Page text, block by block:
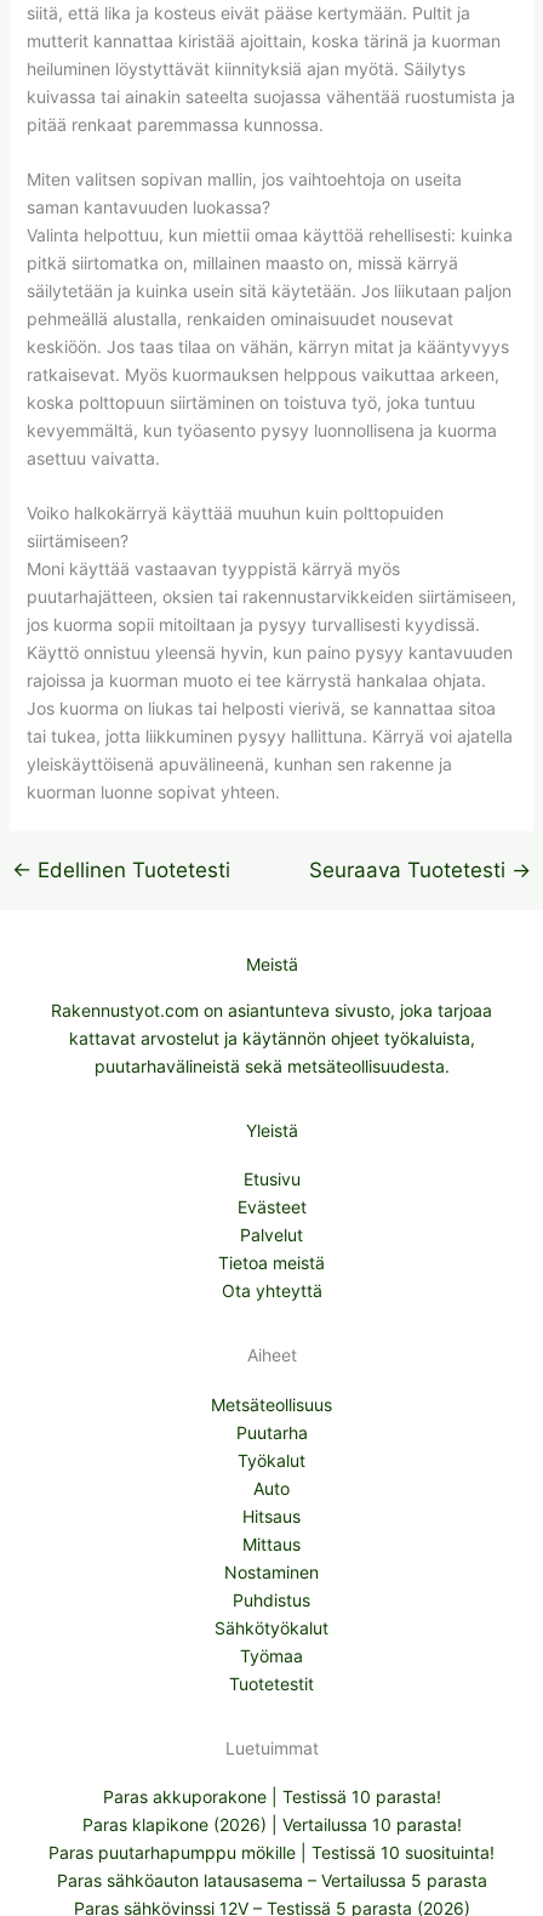
siitä, että lika ja kosteus eivät pääse kertymään. Pultit ja
mutterit kannattaa kiristää ajoittain, koska tärinä ja kuorman
heiluminen löystyttävät kiinnityksiä ajan myötä. Säilytys
kuivassa tai ainakin sateelta suojassa vähentää ruostumista ja
pitää renkaat paremmassa kunnossa.
Miten valitsen sopivan mallin, jos vaihtoehtoja on useita
saman kantavuuden luokassa?
Valinta helpottuu, kun miettii omaa käyttöä rehellisesti: kuinka
pitkä siirtomatka on, millainen maasto on, missä kärryä
säilytetään ja kuinka usein sitä käytetään. Jos liikutaan paljon
pehmeällä alustalla, renkaiden ominaisuudet nousevat
keskiöön. Jos taas tilaa on vähän, kärryn mitat ja kääntyvyys
ratkaisevat. Myös kuormauksen helppous vaikuttaa arkeen,
koska polttopuun siirtäminen on toistuva työ, joka tuntuu
kevyemmältä, kun työasento pysyy luonnollisena ja kuorma
asettuu vaivatta.
Voiko halkokärryä käyttää muuhun kuin polttopuiden
siirtämiseen?
Moni käyttää vastaavan tyyppistä kärryä myös
puutarhajätteen, oksien tai rakennustarvikkeiden siirtämiseen,
jos kuorma sopii mitoiltaan ja pysyy turvallisesti kyydissä.
Käyttö onnistuu yleensä hyvin, kun paino pysyy kantavuuden
rajoissa ja kuorman muoto ei tee kärrystä hankalaa ohjata.
Jos kuorma on liukas tai helposti vierivä, se kannattaa sitoa
tai tukea, jotta liikkuminen pysyy hallittuna. Kärryä voi ajatella
yleiskäyttöisenä apuvälineenä, kunhan sen rakenne ja
kuorman luonne sopivat yhteen.
← Edellinen Tuotetesti Seuraava Tuotetesti →
Meistä
Rakennustyot.com on asiantunteva sivusto, joka tarjoaa
kattavat arvostelut ja käytännön ohjeet työkaluista,
puutarhavälineistä sekä metsäteollisuudesta.
Yleistä
Etusivu
Evästeet
Palvelut
Tietoa meistä
Ota yhteyttä
Aiheet
Metsäteollisuus
Puutarha
Työkalut
Auto
Hitsaus
Mittaus
Nostaminen
Puhdistus
Sähkötyökalut
Työmaa
Tuotetestit
Luetuimmat
Paras akkuporakone | Testissä 10 parasta!
Paras klapikone (2026) | Vertailussa 10 parasta!
Paras puutarhapumppu mökille | Testissä 10 suosituinta!
Paras sähköauton latausasema – Vertailussa 5 parasta
Paras sähkövinssi 12V – Testissä 5 parasta (2026)